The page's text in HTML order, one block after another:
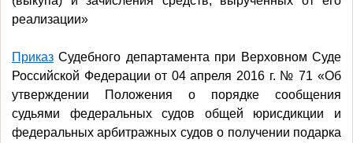
реализации»
Приказ Судебного департамента при Верховном Суде
Российской Федерации от 04 апреля 2016 г. № 71 «Об
утверждении Положения о порядке сообщения
судьями федеральных судов общей юрисдикции и
федеральных арбитражных судов о получении подарка